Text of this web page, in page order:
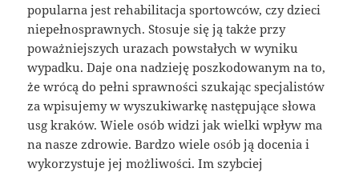
popularna jest rehabilitacja sportowców, czy dzieci
niepełnosprawnych. Stosuje się ją także przy
poważniejszych urazach powstałych w wyniku
wypadku. Daje ona nadzieję poszkodowanym na to,
że wrócą do pełni sprawności szukając specjalistów
za wpisujemy w wyszukiwarkę następujące słowa
usg kraków. Wiele osób widzi jak wielki wpływ ma
na nasze zdrowie. Bardzo wiele osób ją docenia i
wykorzystuje jej możliwości. Im szybciej